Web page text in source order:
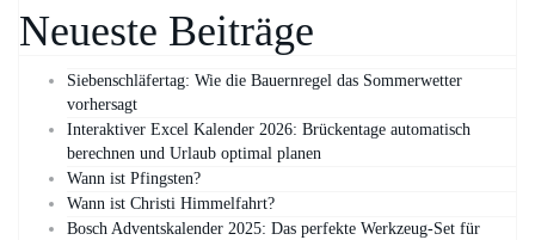
Neueste Beiträge
Siebenschläfertag: Wie die Bauernregel das Sommerwetter
vorhersagt
Interaktiver Excel Kalender 2026: Brückentage automatisch
berechnen und Urlaub optimal planen
Wann ist Pfingsten?
Wann ist Christi Himmelfahrt?
Bosch Adventskalender 2025: Das perfekte Werkzeug-Set für